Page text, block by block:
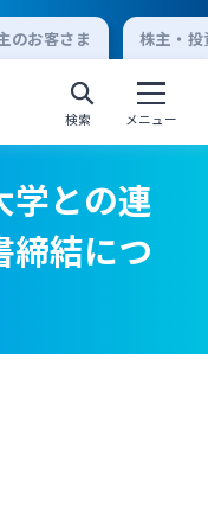
のお客さま 株主・
検索 メニュー
ンキング
学との連
締結につ